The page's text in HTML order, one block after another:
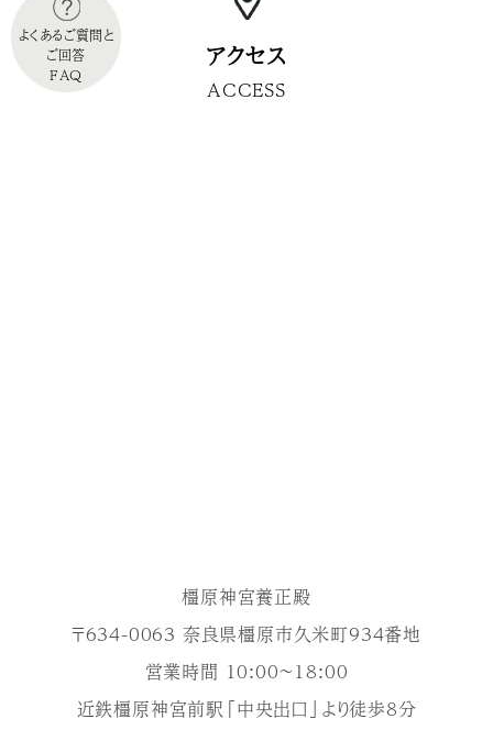
アクセス
ACCESS
橿原神宮養正殿
〒634-0063 奈良県橿原市久米町934番地
営業時間 10:00～18:00
近鉄橿原神宮前駅「中央出口」より徒歩8分
よくあるご質問と
ご回答
FAQ